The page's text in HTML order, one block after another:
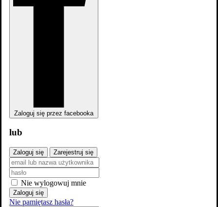
Zaloguj się przez facebooka
lub
Zaloguj się Zarejestruj się
Nie wylogowuj mnie
Zaloguj się
Nie pamiętasz hasła?